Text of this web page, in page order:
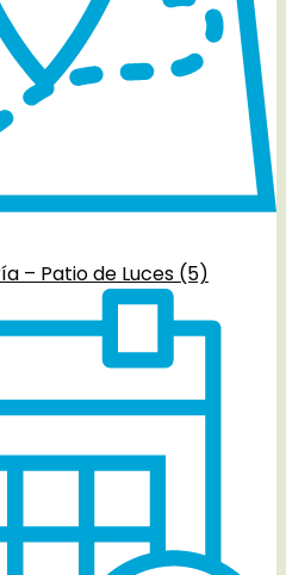
– Patio de Luces (5)